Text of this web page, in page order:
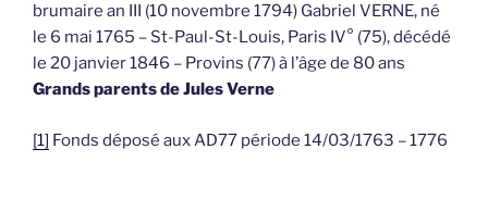
brumaire an III (10 novembre 1794) Gabriel VERNE, né
le 6 mai 1765 – St-Paul-St-Louis, Paris IV° (75), décédé
le 20 janvier 1846 – Provins (77) à l’âge de 80 ans
Grands parents de Jules Verne
[1] Fonds déposé aux AD77 période 14/03/1763 – 1776